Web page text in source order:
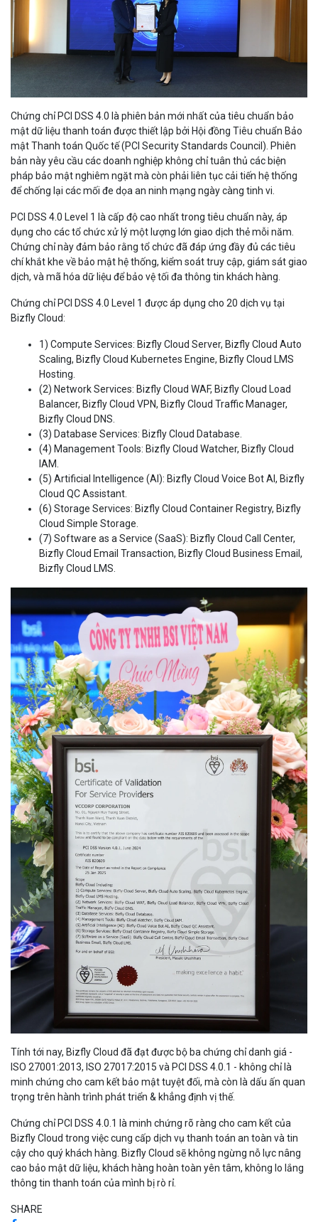
Chứng chỉ PCI DSS 4.0 là phiên bản mới nhất của tiêu chuẩn bảo
mật dữ liệu thanh toán được thiết lập bởi Hội đồng Tiêu chuẩn Bảo
mật Thanh toán Quốc tế (PCI Security Standards Council). Phiên
bản này yêu cầu các doanh nghiệp không chỉ tuân thủ các biện
pháp bảo mật nghiêm ngặt mà còn phải liên tục cải tiến hệ thống
để chống lại các mối đe dọa an ninh mạng ngày càng tinh vi.
PCI DSS 4.0 Level 1 là cấp độ cao nhất trong tiêu chuẩn này, áp
dụng cho các tổ chức xử lý một lượng lớn giao dịch thẻ mỗi năm.
Chứng chỉ này đảm bảo rằng tổ chức đã đáp ứng đầy đủ các tiêu
chí khắt khe về bảo mật hệ thống, kiểm soát truy cập, giám sát giao
dịch, và mã hóa dữ liệu để bảo vệ tối đa thông tin khách hàng.
Chứng chỉ PCI DSS 4.0 Level 1 được áp dụng cho 20 dịch vụ tại
Bizfly Cloud:
1) Compute Services: Bizfly Cloud Server, Bizfly Cloud Auto
Scaling, Bizfly Cloud Kubernetes Engine, Bizfly Cloud LMS
Hosting.
(2) Network Services: Bizfly Cloud WAF, Bizfly Cloud Load
Balancer, Bizfly Cloud VPN, Bizfly Cloud Traffic Manager,
Bizfly Cloud DNS.
(3) Database Services: Bizfly Cloud Database.
(4) Management Tools: Bizfly Cloud Watcher, Bizfly Cloud
IAM.
(5) Artificial Intelligence (AI): Bizfly Cloud Voice Bot AI, Bizfly
Cloud QC Assistant.
(6) Storage Services: Bizfly Cloud Container Registry, Bizfly
Cloud Simple Storage.
(7) Software as a Service (SaaS): Bizfly Cloud Call Center,
Bizfly Cloud Email Transaction, Bizfly Cloud Business Email,
Bizfly Cloud LMS.
Tính tới nay, Bizfly Cloud đã đạt được bộ ba chứng chỉ danh giá -
ISO 27001:2013, ISO 27017:2015 và PCI DSS 4.0.1 - không chỉ là
minh chứng cho cam kết bảo mật tuyệt đối, mà còn là dấu ấn quan
trọng trên hành trình phát triển & khẳng định vị thế.
Chứng chỉ PCI DSS 4.0.1 là minh chứng rõ ràng cho cam kết của
Bizfly Cloud trong việc cung cấp dịch vụ thanh toán an toàn và tin
cậy cho quý khách hàng. Bizfly Cloud sẽ không ngừng nỗ lực nâng
cao bảo mật dữ liệu, khách hàng hoàn toàn yên tâm, không lo lắng
thông tin thanh toán của mình bị rò rỉ.
SHARE